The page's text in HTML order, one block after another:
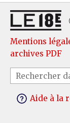
Mentions
archives PDF
Aide à la